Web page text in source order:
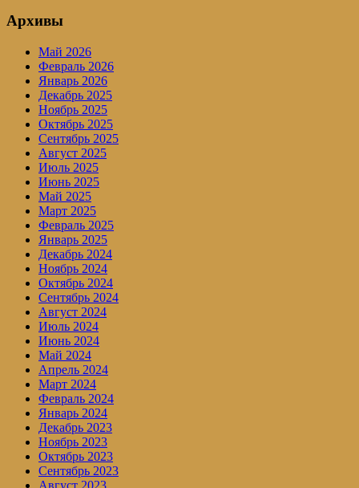
Архивы
Май 2026
Февраль 2026
Январь 2026
Декабрь 2025
Ноябрь 2025
Октябрь 2025
Сентябрь 2025
Август 2025
Июль 2025
Июнь 2025
Май 2025
Март 2025
Февраль 2025
Январь 2025
Декабрь 2024
Ноябрь 2024
Октябрь 2024
Сентябрь 2024
Август 2024
Июль 2024
Июнь 2024
Май 2024
Апрель 2024
Март 2024
Февраль 2024
Январь 2024
Декабрь 2023
Ноябрь 2023
Октябрь 2023
Сентябрь 2023
Август 2023